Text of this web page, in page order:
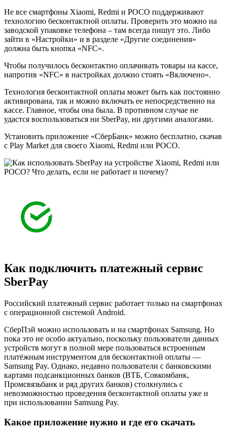
Не все смартфоны Xiaomi, Redmi и РОСО поддерживают
технологию бесконтактной оплаты. Проверить это можно на
заводской упаковке телефона – там всегда пишут это. Либо
зайти в «Настройки» и в разделе «Другие соединения»
должна быть кнопка «NFC».
Чтобы получилось бесконтактно оплачивать товары на кассе,
напротив «NFC» в настройках должно стоять «Включено».
Технология бесконтактной оплаты может быть как постоянно
активирована, так и можно включать ее непосредственно на
кассе. Главное, чтобы она была. В противном случае не
удастся воспользоваться ни SberPay, ни другими аналогами.
Установить приложение «СберБанк» можно бесплатно, скачав
с Play Market для своего Xiaomi, Redmi или POCO.
Как подключить платежный сервис
SberPay
Российский платежный сервис работает только на смартфонах
с операционной системой Android.
СберПэй можно использовать и на смартфонах Samsung. Но
пока это не особо актуально, поскольку пользователи данных
устройств могут в полной мере пользоваться встроенным
платёжным инструментом для бесконтактной оплаты —
Samsung Pay. Однако, недавно пользователи с банковскими
картами подсанкционных банков (ВТБ, Совкомбанк,
Промсвязьбанк и ряд других банков) столкнулись с
невозможностью проведения бесконтактной оплаты уже и
при использовании Samsung Pay.
Какое приложение нужно и где его скачать